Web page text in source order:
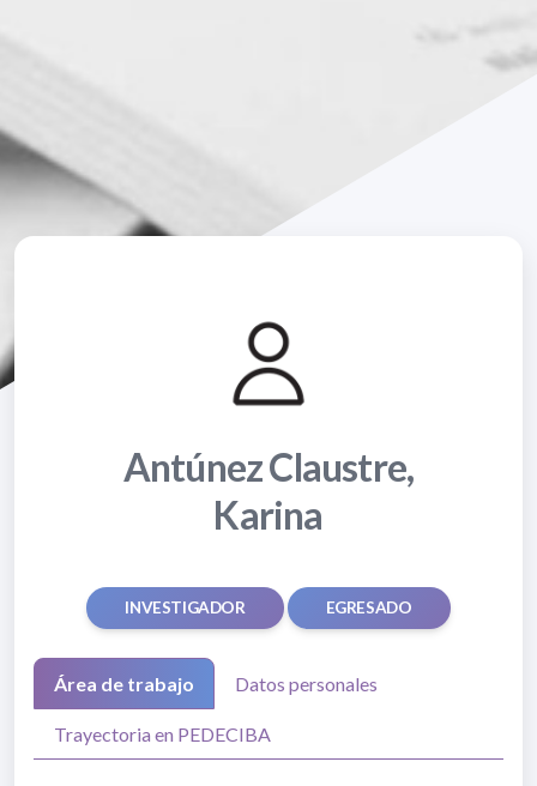
Antúnez Claustre,
Karina
INVESTIGADOR EGRESADO
Área de trabajo Datos personales
Trayectoria en PEDECIBA